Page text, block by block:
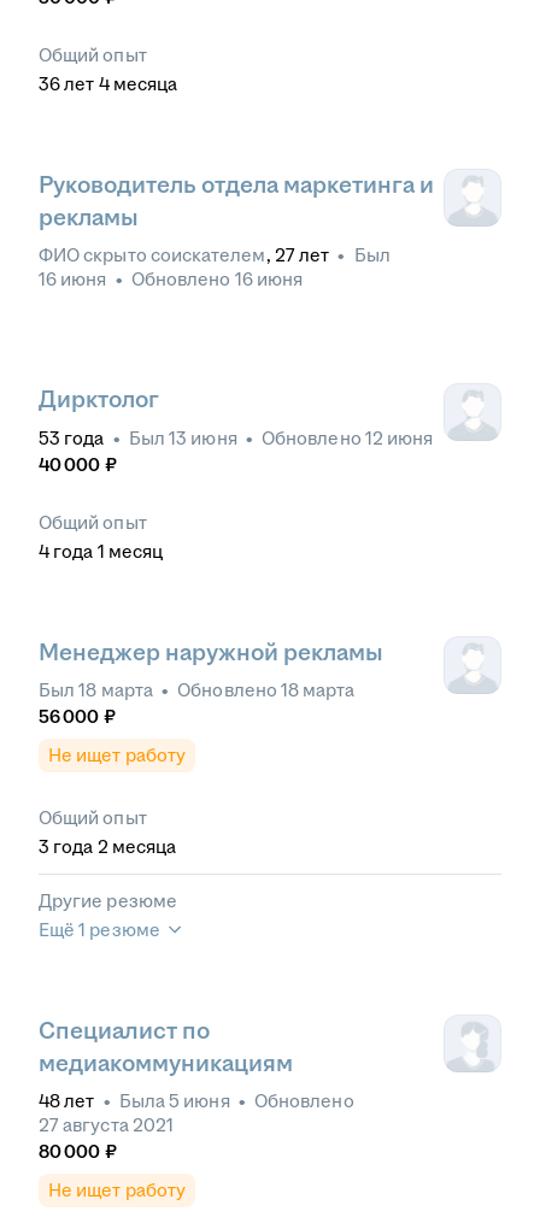
Общий опыт
36лет 4 месяца
Руководитель отдела маркетинга и
рекламы
ФИО скрыто соискателем, 27лет •
Был
16 июня • Обновлено 16 июня
Дирктолог
53 года • Был 13 июня • Обновлено 12 июня
40 000 ₽
Общий опыт
4 года 1 месяц
Менеджер наружной рекламы
Был 18 марта • Обновлено 18 марта
56 000 ₽
Не ищет работу
Общий опыт
3 года 2 месяца
Другие резюме
Ещё 1 резюме
Специалист по
медиакоммуникациям
48лет • Была5 июня • Обновлено
27 августа 2021
80 000 ₽
Не ищет работу